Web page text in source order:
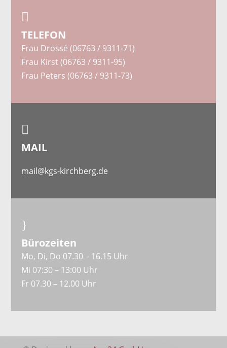

TELEFON
Frau Drossé (06763 / 9311-71)
Frau Kirst (06763 / 9311-95)
Frau Peters (06763 / 9311-73)

MAIL
mail@kgs-kirchberg.de
}
Bürozeiten
Mo, Di, Do 07.30 – 16.15 Uhr
Mi 07:30 – 13:00 Uhr
Fr 07.30 – 12.00 Uhr